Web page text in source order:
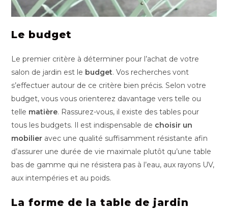
Le budget
Le premier critère à déterminer pour l’achat de votre
salon de jardin est le budget. Vos recherches vont
s’effectuer autour de ce critère bien précis. Selon votre
budget, vous vous orienterez davantage vers telle ou
telle matière. Rassurez-vous, il existe des tables pour
tous les budgets. Il est indispensable de choisir un
mobilier avec une qualité suffisamment résistante afin
d’assurer une durée de vie maximale plutôt qu’une table
bas de gamme qui ne résistera pas à l’eau, aux rayons UV,
aux intempéries et au poids.
La forme de la table de jardin